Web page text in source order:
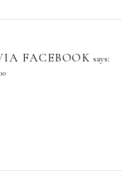
FACEBOOK says: